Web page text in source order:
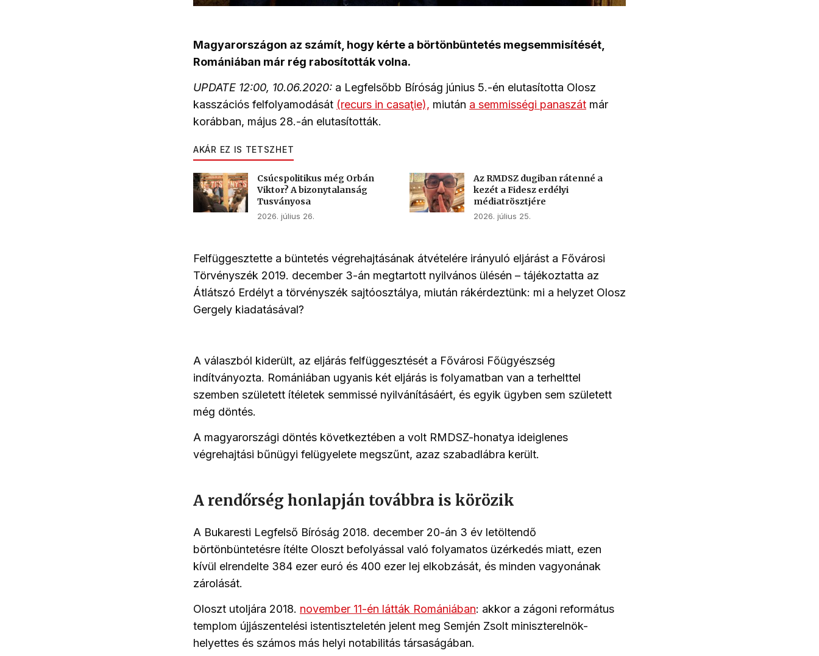
Magyarországon az számít, hogy kérte a börtönbüntetés megsemmisítését,
Romániában már rég rabosították volna.
UPDATE 12:00, 10.06.2020: a Legfelsőbb Bíróság június 5.-én elutasította Olosz
kasszációs felfolyamodását (recurs in casaţie), miután a semmisségi panaszát már
korábban, május 28.-án elutasították.
AKÁR EZ IS TETSZHET
Csúcspolitikus még Orbán
Viktor? A bizonytalanság
Tusványosa
2026. július 26.
Az RMDSZ dugiban rátenné a
kezét a Fidesz erdélyi
médiatrösztjére
2026. július 25.
Felfüggesztette a büntetés végrehajtásának átvételére irányuló eljárást a Fővárosi
Törvényszék 2019. december 3-án megtartott nyilvános ülésén – tájékoztatta az
Átlátszó Erdélyt a törvényszék sajtóosztálya, miután rákérdeztünk: mi a helyzet Olosz
Gergely kiadatásával?
A válaszból kiderült, az eljárás felfüggesztését a Fővárosi Főügyészség
indítványozta. Romániában ugyanis két eljárás is folyamatban van a terhelttel
szemben született ítéletek semmissé nyilvánításáért, és egyik ügyben sem született
még döntés.
A magyarországi döntés következtében a volt RMDSZ-honatya ideiglenes
végrehajtási bűnügyi felügyelete megszűnt, azaz szabadlábra került.
A rendőrség honlapján továbbra is körözik
A Bukaresti Legfelső Bíróság 2018. december 20-án 3 év letöltendő
börtönbüntetésre ítélte Oloszt befolyással való folyamatos üzérkedés miatt, ezen
kívül elrendelte 384 ezer euró és 400 ezer lej elkobzását, és minden vagyonának
zárolását.
Oloszt utoljára 2018. november 11-én látták Romániában: akkor a zágoni református
templom újjászentelési istentiszteletén jelent meg Semjén Zsolt miniszterelnök-
helyettes és számos más helyi notabilitás társaságában.